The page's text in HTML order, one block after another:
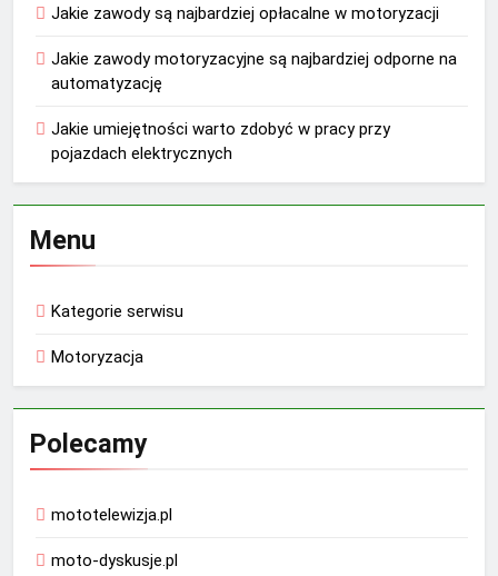
Jakie zawody są najbardziej opłacalne w motoryzacji
Jakie zawody motoryzacyjne są najbardziej odporne na
automatyzację
Jakie umiejętności warto zdobyć w pracy przy
pojazdach elektrycznych
Menu
Kategorie serwisu
Motoryzacja
Polecamy
mototelewizja.pl
moto-dyskusje.pl